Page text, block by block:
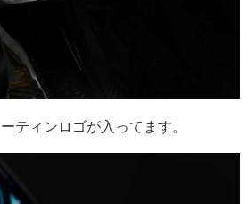
ティンロゴが入ってます。